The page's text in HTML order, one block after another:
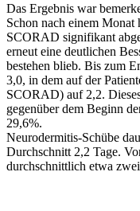
Das Ergebnis war
Schon nach einem Monat
SCORAD signifikant
erneut eine deutlichen
bestehen blieb. Bis zum
3,0, in dem auf der
SCORAD) auf 2,2.
gegenüber dem Beginn
29,6%.
Neurodermitis-Schübe
Durchschnitt 2,2 Tage.
durchschnittlich etwa